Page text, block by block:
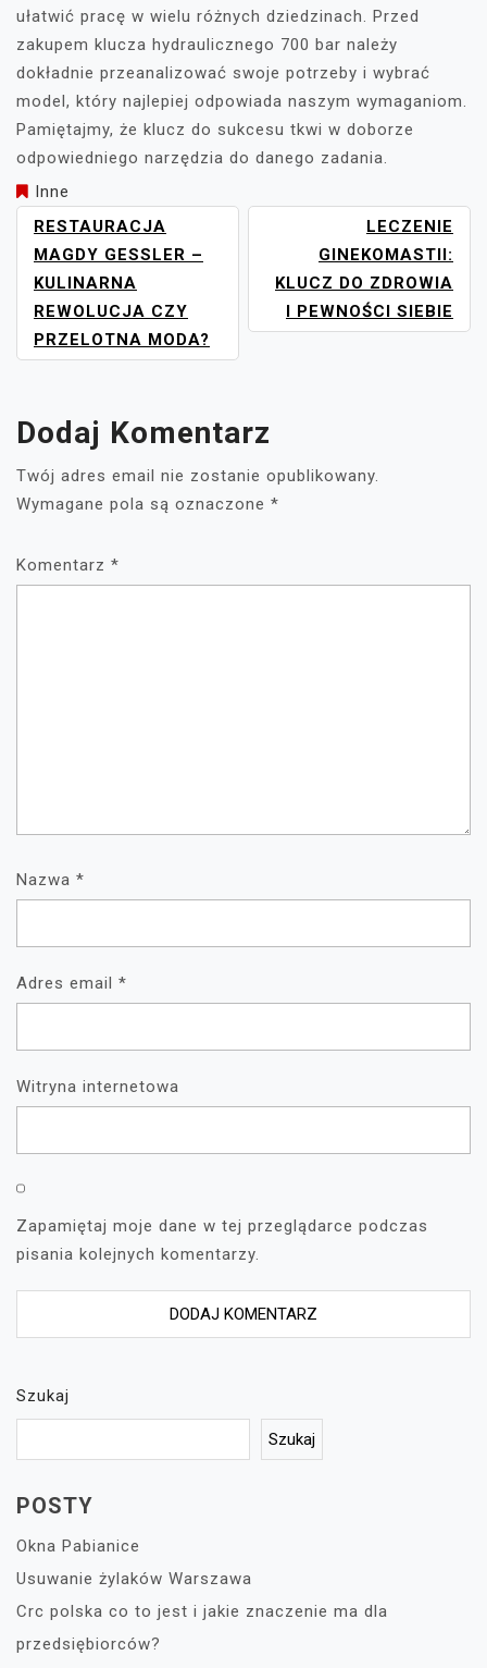
ułatwić pracę w wielu różnych dziedzinach. Przed
zakupem klucza hydraulicznego 700 bar należy
dokładnie przeanalizować swoje potrzeby i wybrać
model, który najlepiej odpowiada naszym wymaganiom.
Pamiętajmy, że klucz do sukcesu tkwi w doborze
odpowiedniego narzędzia do danego zadania.
Inne
NAWIGACJA
WPISU
RESTAURACJA
MAGDY GESSLER –
KULINARNA
REWOLUCJA CZY
PRZELOTNA MODA?
LECZENIE
GINEKOMASTII:
KLUCZ DO ZDROWIA
I PEWNOŚCI SIEBIE
Dodaj Komentarz
Twój adres email nie zostanie opublikowany.
Wymagane pola są oznaczone *
Komentarz *
Nazwa *
Adres email *
Witryna internetowa
Zapamiętaj moje dane w tej przeglądarce podczas
pisania kolejnych komentarzy.
Szukaj
Szukaj
POSTY
Okna Pabianice
Usuwanie żylaków Warszawa
Crc polska co to jest i jakie znaczenie ma dla
przedsiębiorców?